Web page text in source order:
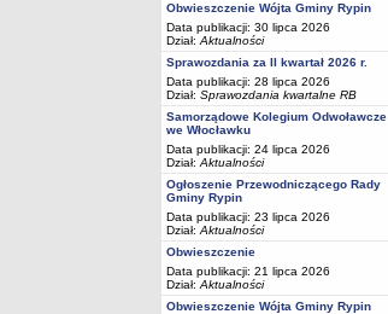
Obwieszczenie Wójta Gminy Rypin
Data publikacji: 30 lipca 2026
Dział: Aktualności
Sprawozdania za II kwartał 2026 r.
Data publikacji: 28 lipca 2026
Dział: Sprawozdania kwartalne RB
Samorządowe Kolegium Odwoławcze
we Włocławku
Data publikacji: 24 lipca 2026
Dział: Aktualności
Ogłoszenie Przewodniczącego Rady
Gminy Rypin
Data publikacji: 23 lipca 2026
Dział: Aktualności
Obwieszczenie
Data publikacji: 21 lipca 2026
Dział: Aktualności
Obwieszczenie Wójta Gminy Rypin